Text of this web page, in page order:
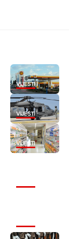
VIJESTI
VIJESTI
VIJESTI